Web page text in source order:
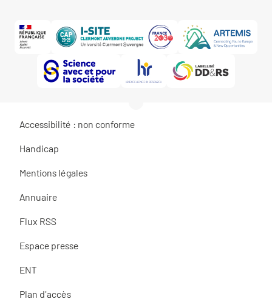
Accessibilité : non conforme
Handicap
Mentions légales
Annuaire
Flux RSS
Espace presse
ENT
Plan d'accès